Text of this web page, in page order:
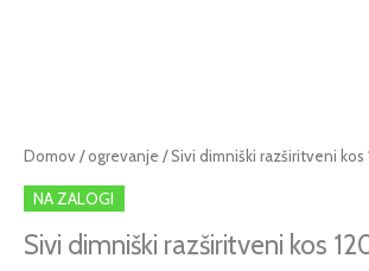
Domov/ogrevanje / Sivi dimniški razširitveni kos
NA ZALOGI
Sivi dimniški razširitveni kos
Sivi
dimniški
razširitveni
kos